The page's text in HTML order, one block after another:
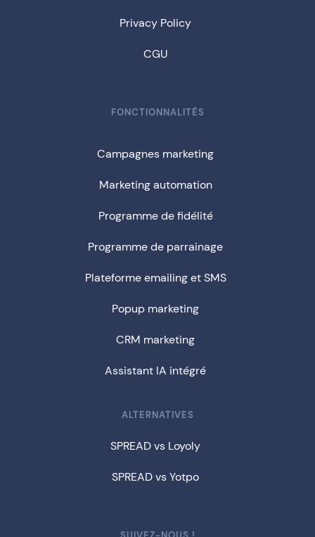
Privacy Policy
CGU
FONCTIONNALITÉS
Campagnes marketing
Marketing automation
Programme de fidélité
Programme de parrainage
Plateforme emailing et SMS
Popup marketing
CRM marketing
Assistant IA intégré
ALTERNATIVES
SPREAD vs Loyoly
SPREAD vs Yotpo